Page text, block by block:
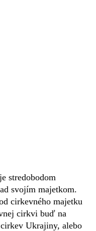
stredobodom
svojím majetkom.
cirkevného majetku
cirkvi buď na
Ukrajiny, alebo